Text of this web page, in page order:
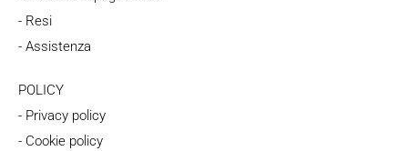
- Resi
- Assistenza
POLICY
- Privacy policy
- Cookie policy